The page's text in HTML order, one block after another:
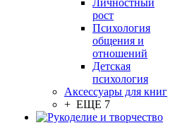
Личностный
рост
Психология
общения и
отношений
Детская
психология
Аксессуары для книг
+ ЕЩЕ 7